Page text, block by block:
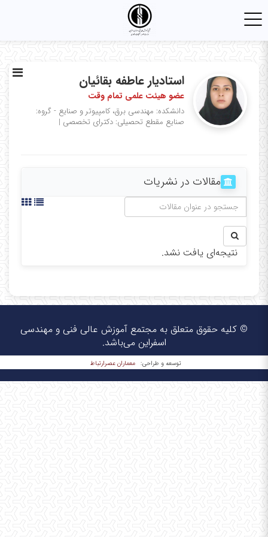
Toggle
navigation
استادیار ﻋﺎﻃﻔﻪ ﺑﻘﺎﺋﯿﺎن
عضو هیئت علمی تمام وقت
دانشکده: مهندسی برق، کامپیوتر و صنایع - گروه:
صنايع مقطع تحصیلی: دکترای تخصصی |
مقالات در نشریات
نتیجه‌ای یافت نشد.
© کلیه حقوق متعلق به مجتمع آموزش عالی فنی و مهندسی
اسفراین می‌باشد.
توسعه و طراحی: معماران عصر‌ارتباط